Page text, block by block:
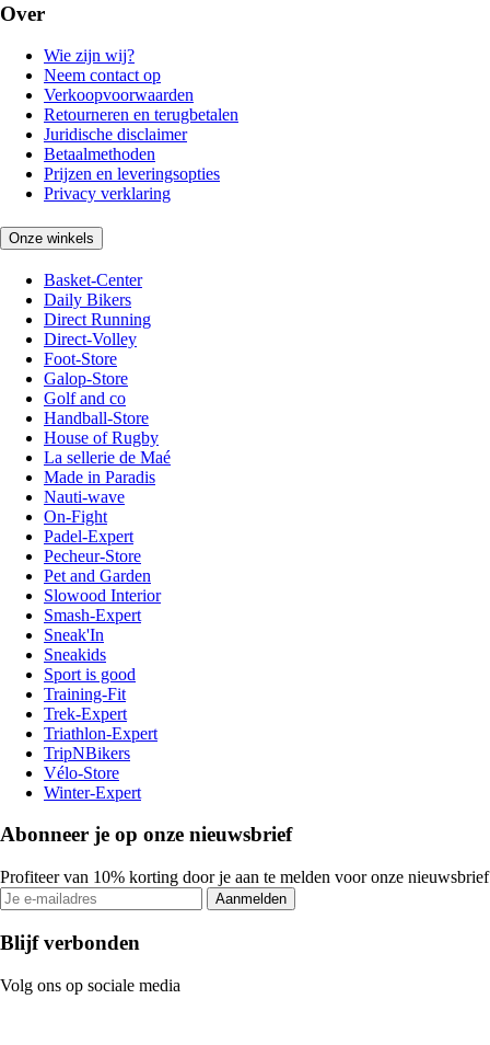
Over
Wie zijn wij?
Neem contact op
Verkoopvoorwaarden
Retourneren en terugbetalen
Juridische disclaimer
Betaalmethoden
Prijzen en leveringsopties
Privacy verklaring
Onze winkels
Basket-Center
Daily Bikers
Direct Running
Direct-Volley
Foot-Store
Galop-Store
Golf and co
Handball-Store
House of Rugby
La sellerie de Maé
Made in Paradis
Nauti-wave
On-Fight
Padel-Expert
Pecheur-Store
Pet and Garden
Slowood Interior
Smash-Expert
Sneak'In
Sneakids
Sport is good
Training-Fit
Trek-Expert
Triathlon-Expert
TripNBikers
Vélo-Store
Winter-Expert
Abonneer je op onze nieuwsbrief
Profiteer van 10% korting door je aan te melden voor onze nieuwsbrief
Aanmelden
Blijf verbonden
Volg ons op sociale media